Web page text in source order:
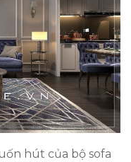
hút của bộ sofa